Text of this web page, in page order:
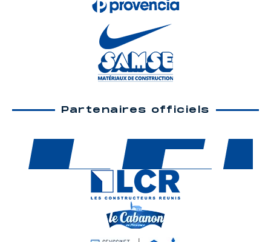
Partenaires officiels